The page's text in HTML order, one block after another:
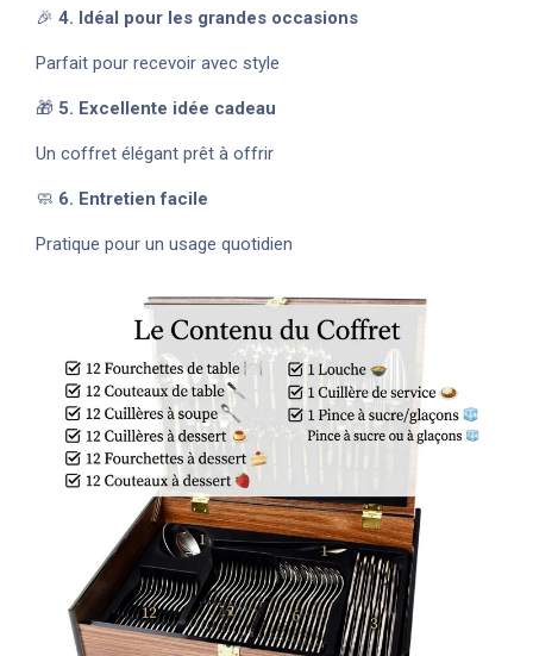
🎉 4. Idéal pour les grandes occasions
Parfait pour recevoir avec style
🎁 5. Excellente idée cadeau
Un coffret élégant prêt à offrir
🧼 6. Entretien facile
Pratique pour un usage quotidien